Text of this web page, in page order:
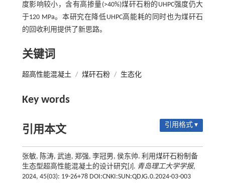
度影响较小，含有高掺量(>40%)煤矸石粉的UHPC强度仍大
于120 MPa。本研究在降低UHPC高能耗的同时也为煤矸石
的回收利用提供了新思路。
关键词
超高性能混凝土 / 煤矸石粉 / 生态化
Key words
引用本文 引用格式 ▾
张敏, 陈涛, 武迪, 郑强, 李冠男, 侯东帅. 利用煤矸石粉制备
生态型超高性能混凝土的设计研究[J]. 青岛理工大学学报,
2024, 45(03): 19-26+78 DOI:CNKI:SUN:QDJG.0.2024-03-003